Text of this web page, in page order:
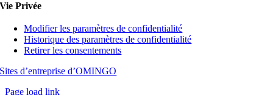
Vie Privée
Modifier les paramètres de confidentialité
Historique des paramètres de confidentialité
Retirer les consentements
Sites d’entreprise d’OMINGO
Page load link